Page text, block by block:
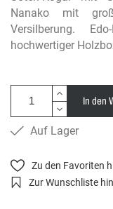
Nanako mit
Versilberung.
hochwertiger
In den
Auf Lager
Zu den Favoriten
Zur Wunschliste